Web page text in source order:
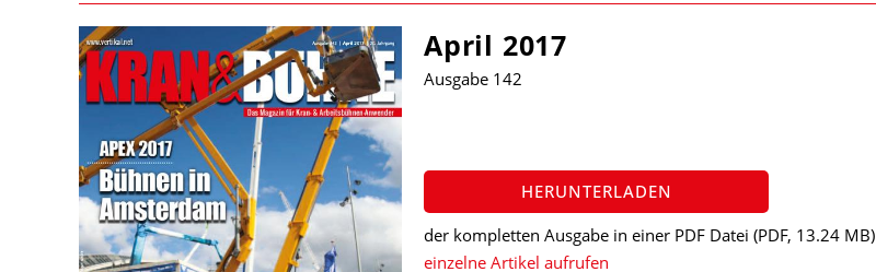
April 2017
Ausgabe 142
HERUNTERLADEN
der kompletten Ausgabe in einer PDF Datei (PDF, 13.24 MB)
einzelne Artikel aufrufen